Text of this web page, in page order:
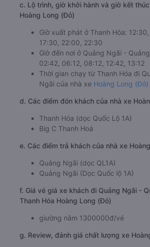
c. Lộ trình, giờ khởi hành và giờ kết
Hoàng Long (Đỏ)
Giờ xuất phát ở Thanh Hóa:
17:30, 22:00, 22:30
Giờ đến nơi ở Quảng Ngãi -
02:42, 06:12, 08:12, 12:42, 13:12
Thời gian chạy từ Thanh Hóa đi
Ngãi của nhà xe Hoàng Long (Đỏ)
d. Các điểm đón khách của nhà xe
Thanh Hóa (dọc Quốc Lộ 1A)
Big C Thanh Hoá
e. Các điểm trả khách của nhà xe
Quảng Ngãi (dọc QL1A)
Quảng Ngãi (Dọc Quốc lộ 1A)
f. Giá vé giá xe khách đi Quảng Ngãi -
Thanh Hóa Hoàng Long (Đỏ)
giường nằm 1300000đ/vé
g. Review, đánh giá chất lượng xe